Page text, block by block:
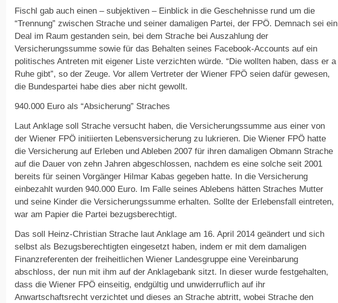
Fischl gab auch einen – subjektiven – Einblick in die Geschehnisse rund um die
“Trennung” zwischen Strache und seiner damaligen Partei, der FPÖ. Demnach sei ein
Deal im Raum gestanden sein, bei dem Strache bei Auszahlung der
Versicherungssumme sowie für das Behalten seines Facebook-Accounts auf ein
politisches Antreten mit eigener Liste verzichten würde. “Die wollten haben, dass er a
Ruhe gibt”, so der Zeuge. Vor allem Vertreter der Wiener FPÖ seien dafür gewesen,
die Bundespartei habe dies aber nicht gewollt.
940.000 Euro als “Absicherung” Straches
Laut Anklage soll Strache versucht haben, die Versicherungssumme aus einer von
der Wiener FPÖ initiierten Lebensversicherung zu lukrieren. Die Wiener FPÖ hatte
die Versicherung auf Erleben und Ableben 2007 für ihren damaligen Obmann Strache
auf die Dauer von zehn Jahren abgeschlossen, nachdem es eine solche seit 2001
bereits für seinen Vorgänger Hilmar Kabas gegeben hatte. In die Versicherung
einbezahlt wurden 940.000 Euro. Im Falle seines Ablebens hätten Straches Mutter
und seine Kinder die Versicherungssumme erhalten. Sollte der Erlebensfall eintreten,
war am Papier die Partei bezugsberechtigt.
Das soll Heinz-Christian Strache laut Anklage am 16. April 2014 geändert und sich
selbst als Bezugsberechtigten eingesetzt haben, indem er mit dem damaligen
Finanzreferenten der freiheitlichen Wiener Landesgruppe eine Vereinbarung
abschloss, der nun mit ihm auf der Anklagebank sitzt. In dieser wurde festgehalten,
dass die Wiener FPÖ einseitig, endgültig und unwiderruflich auf ihr
Anwartschaftsrecht verzichtet und dieses an Strache abtritt, wobei Strache den